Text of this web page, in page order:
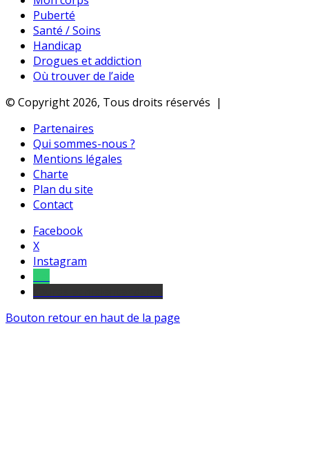
Puberté
Santé / Soins
Handicap
Drogues et addiction
Où trouver de l’aide
© Copyright 2026, Tous droits réservés |
Partenaires
Qui sommes-nous ?
Mentions légales
Charte
Plan du site
Contact
Facebook
X
Instagram
Bouton retour en haut de la page